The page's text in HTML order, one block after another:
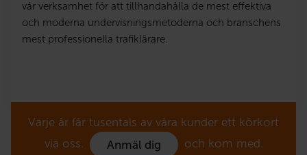
vår verksamhet för att tillhandahålla de mest effektiva
och moderna undervisningsmetoderna och branschens
mest professionella trafiklärare.
Varje år får tusentals av våra kunder ett körkort
via oss.
Anmäl dig och kom med.